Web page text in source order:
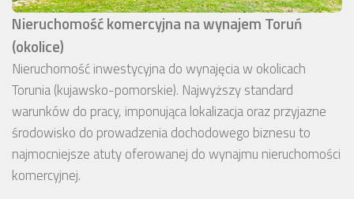
Nieruchomość komercyjna na wynajem Toruń
(okolice)
Nieruchomość inwestycyjna do wynajęcia w okolicach
Torunia (kujawsko-pomorskie). Najwyższy standard
warunków do pracy, imponująca lokalizacja oraz przyjazne
środowisko do prowadzenia dochodowego biznesu to
najmocniejsze atuty oferowanej do wynajmu nieruchomości
komercyjnej.